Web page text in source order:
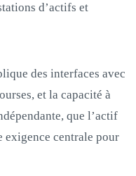
d’actifs et
des interfaces avec
et la capacité à
que l’actif
exigence centrale pour